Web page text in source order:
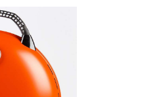
Промышленного
конструктивные и